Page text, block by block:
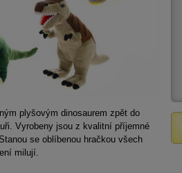
plyšovým dinosaurem zpět do
Vyrobeny jsou z kvalitní příjemné
se oblíbenou hračkou všech
milují.